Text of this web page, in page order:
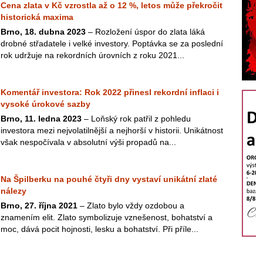
Cena zlata v Kč vzrostla až o 12 %, letos může překročit
historická maxima
Brno, 18. dubna 2023 – Rozložení úspor do zlata láká
drobné střadatele i velké investory. Poptávka se za poslední
rok udržuje na rekordních úrovních z roku 2021...
Komentář investora: Rok 2022 přinesl rekordní inflaci i
vysoké úrokové sazby
Brno, 11. ledna 2023 – Loňský rok patřil z pohledu
investora mezi nejvolatilnější a nejhorší v historii. Unikátnost
však nespočívala v absolutní výši propadů na...
Na Špilberku na pouhé čtyři dny vystaví unikátní zlaté
nálezy
Brno, 27. října 2021 – Zlato bylo vždy ozdobou a
znamením elit. Zlato symbolizuje vznešenost, bohatství a
moc, dává pocit hojnosti, lesku a bohatství. Při příle...